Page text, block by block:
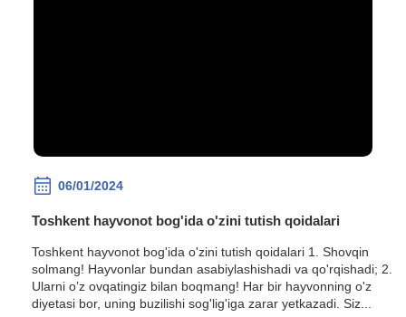
06/01/2024
Toshkent hayvonot bog'ida o'zini tutish qoidalari
Toshkent hayvonot bog'ida o'zini tutish qoidalari 1. Shovqin
solmang! Hayvonlar bundan asabiylashishadi va qo'rqishadi; 2.
Ularni o’z ovqatingiz bilan boqmang! Har bir hayvonning o'z
diyetasi bor, uning buzilishi sog'lig'iga zarar yetkazadi. Siz...